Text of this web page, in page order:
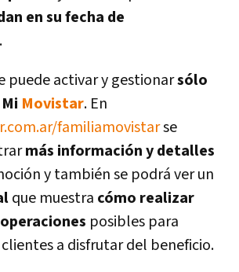
en su fecha de
.
puede activar y gestionarsólo
Movistar. En
familiamovistarse
más información y detalles
y también se podrá ver un
que muestra cómo realizar
posibles para
a disfrutar del beneficio.